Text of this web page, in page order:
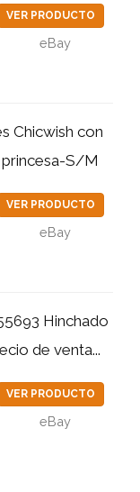
VER PRODUCTO
eBay
Chicwish con
S/M
VER PRODUCTO
eBay
Hinchado
de venta...
VER PRODUCTO
eBay